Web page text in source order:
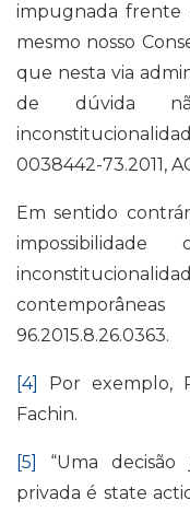
impugnada frente
mesmo nosso
que nesta via
de dúvida
0038442-73.2011,
Em sentido
96.2015.8.26.0363.
[4]
Por exemplo,
Fachin.
[5]
“Uma
privada é state